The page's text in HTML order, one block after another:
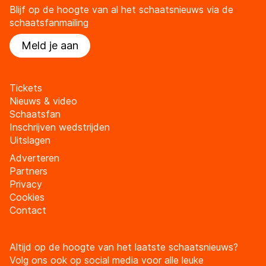
Blijf op de hoogte van al het schaatsnieuws via de
schaatsfanmailing
Meld je aan
Tickets
Nieuws & video
Schaatsfan
Inschrijven wedstrijden
Uitslagen
Adverteren
Partners
Privacy
Cookies
Contact
Altijd op de hoogte van het laatste schaatsnieuws?
Volg ons ook op social media voor alle leuke